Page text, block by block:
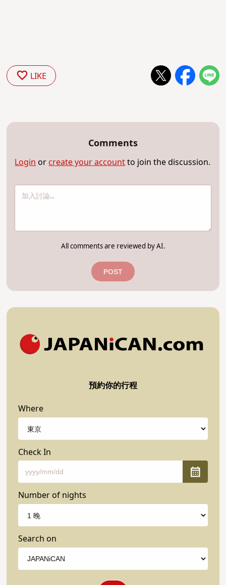
LIKE
Comments
Loginorcreate your accountto join the discussion.
All comments are reviewed by AI.
POST
預約你的行程
Where
Check In
Number of nights
Search on